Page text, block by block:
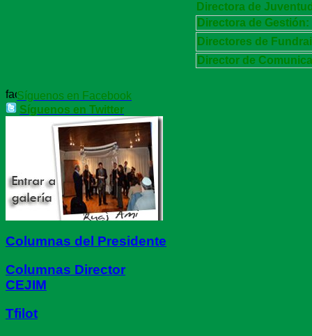
Directora de
Directora de Gestión:
Directores de
Director de
Síguenos en Facebook
Síguenos en Twitter
Columnas del Presidente
Columnas Director
CEJIM
Tfilot